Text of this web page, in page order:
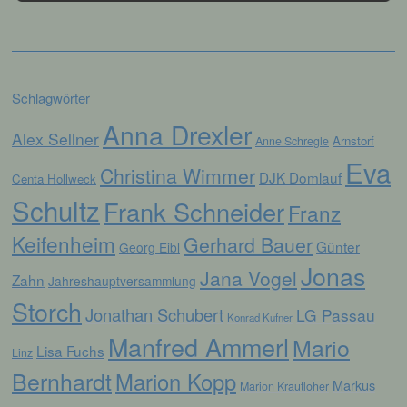
Schlagwörter
Alex SellnerAnna Drexler Anne Schregle Arnstorf
Centa Hollweck Christina Wimmer DJK Domlauf Eva
SchultzFrank SchneiderFranz
Keifenheim Georg Eibl Gerhard Bauer Günter
Zahn Jahreshauptversammlung Jana Vogel Jonas
Storch Jonathan Schubert Konrad Kufner LG Passau
Linz Lisa Fuchs Manfred Ammerl Mario
BernhardtMarion Kopp Marion Krautloher Markus
Markierung gespeicherter
personenbezogener Daten mit dem Ziel, ihre
künftige Verarbeitung einzuschränken.
e) Profiling
Profiling ist jede Art der automatisierten
Verarbeitung personenbezogener Daten, die
personenbezogenen Daten verwendet
die sich auf eine natürliche Person beziehen,
bezüglich Arbeitsleistung, wirtschaftlicher
Lage, Gesundheit, persönlicher Vorlieben,